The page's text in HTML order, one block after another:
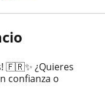
🇫🇷✨ ¿Quieres
confianza o